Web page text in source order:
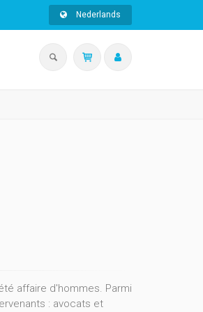
Nederlands
affaire d'hommes. Parmi
: avocats et